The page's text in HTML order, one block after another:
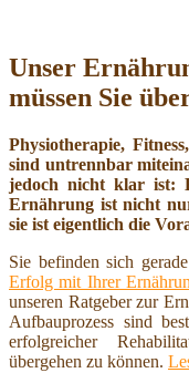
Unser
müssen Sie
Physiotherapie,
sind untrennbar
jedoch nicht klar ist:
Ernährung ist nicht
sie ist eigentlich die
Sie befinden sich
Erfolg mit Ihrer
unseren Ratgeber zur
Aufbauprozess sind
erfolgreicher
übergehen zu können.